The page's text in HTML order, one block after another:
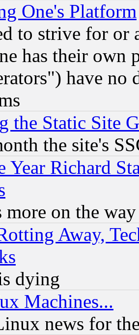
One's Platform
to strive for or
has their own
have no
the Static Site
the site's
Year Richard
more on the way
Away,
dying
Machines...
news for